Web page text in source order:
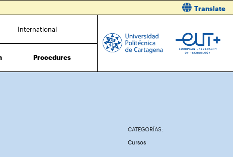
Translate
International
Procedures
CATEGORÍAS:
Cursos